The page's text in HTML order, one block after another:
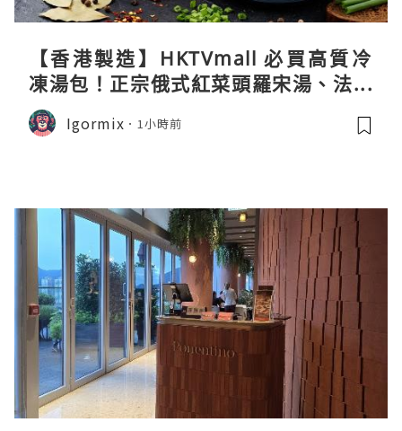
【香港製造】HKTVmall 必買高質冷
凍湯包！正宗俄式紅菜頭羅宋湯、法式
龍蝦濃湯與生酮膠原蛋白骨頭湯全攻略
Igormix 1小時前